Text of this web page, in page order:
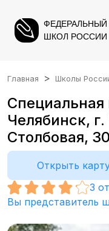
ФЕДЕРАЛЬНЫЙ
ШКОЛ РОССИИ
Главная Школы
Челябинск,
Столбовая,
Открыть
3
Вы представитель